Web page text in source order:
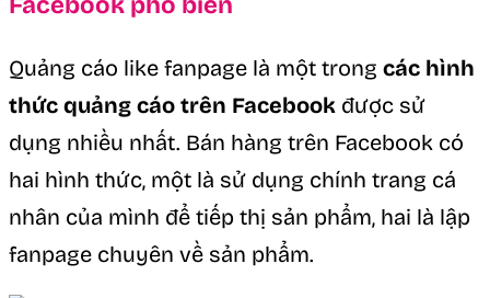
Quảng cáo like fanpage là một trong các hình
thức quảng cáo trên Facebook được sử
dụng nhiều nhất. Bán hàng trên Facebook có
hai hình thức, một là sử dụng chính trang cá
nhân của mình để tiếp thị sản phẩm, hai là lập
fanpage chuyên về sản phẩm.